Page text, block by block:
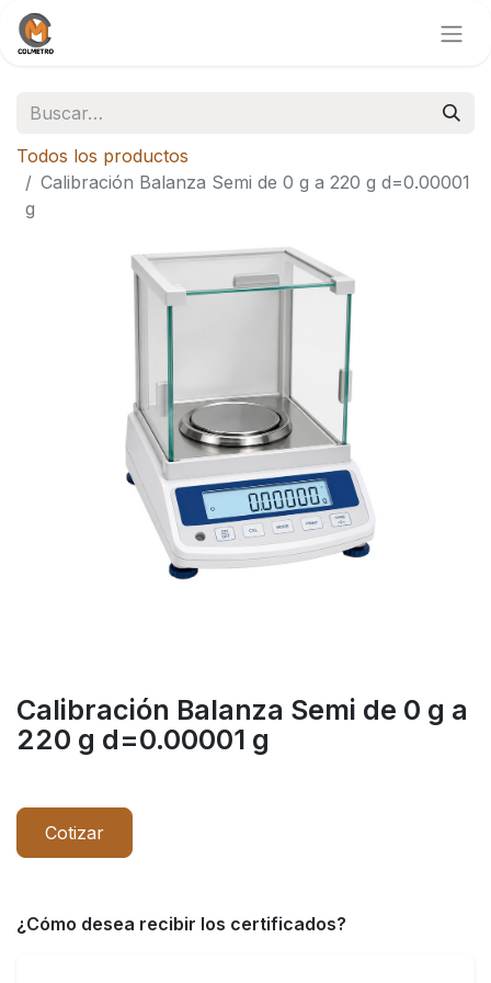
Todos los productos
Calibración Balanza Semi de 0 g a 220 g d=0.00001
g
Calibración Balanza Semi de 0 g a
220 g d=0.00001 g
Cotizar
¿Cómo desea recibir los certificados?